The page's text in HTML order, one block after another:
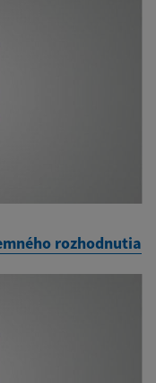
rozhodnutia